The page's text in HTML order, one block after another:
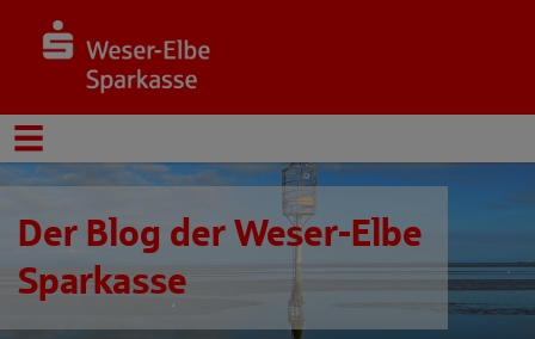
Der Blog der Weser-Elbe
Sparkasse